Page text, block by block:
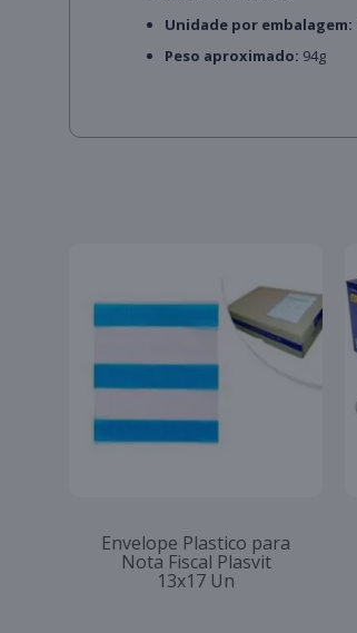
Unidade por embalagem:
Peso aproximado: 94g
Envelope Plastico para
Nota Fiscal Plasvit
13x17 Un